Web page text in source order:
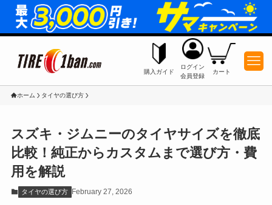
カート
ログイン
会員登録
購入ガイド
ホーム タイヤの選び方
スズキ・ジムニーのタイヤサイズを徹底
比較！純正からカスタムまで選び方・費
用を解説
タイヤの選び方 February 27, 2026